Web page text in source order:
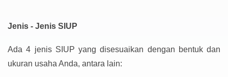
Jenis - Jenis SIUP
Ada 4 jenis SIUP yang disesuaikan dengan bentuk dan
ukuran usaha Anda, antara lain: